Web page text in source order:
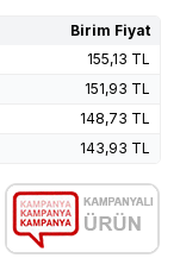
Birim Fiyat
155,13 TL
151,93 TL
148,73 TL
143,93 TL